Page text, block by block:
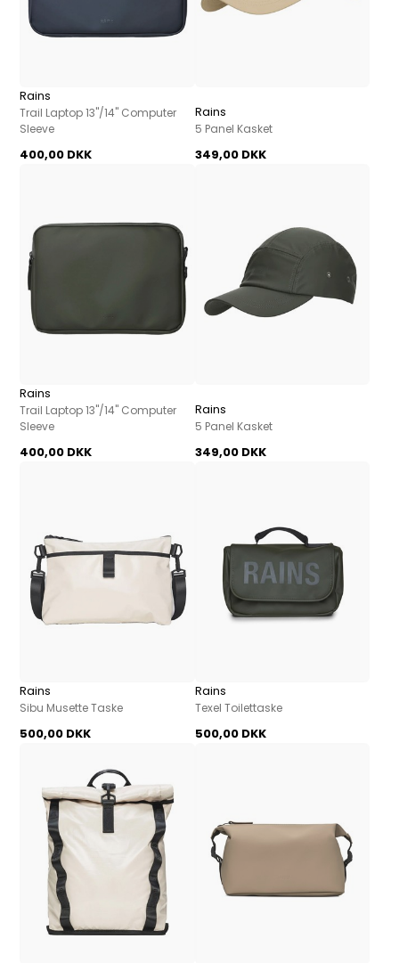
Rains
Trail Laptop 13"/14" Computer
Sleeve
400,00 DKK
Rains
5 Panel Kasket
349,00 DKK
Rains
Trail Laptop 13"/14" Computer
Sleeve
400,00 DKK
Rains
5 Panel Kasket
349,00 DKK
Rains
Sibu Musette Taske
500,00 DKK
Rains
Texel Toilettaske
500,00 DKK